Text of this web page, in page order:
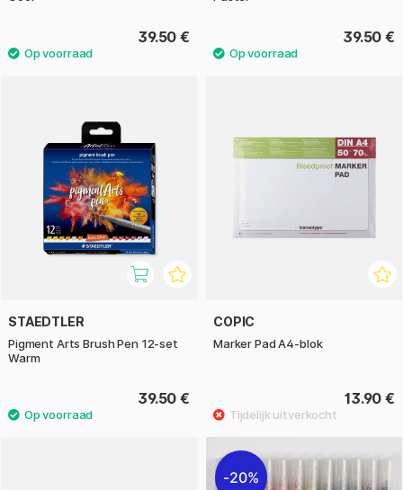
39.50 € 39.50 €
STAEDTLER
Pigment Arts Brush Pen 12-set
Warm
39.50 €
COPIC
Marker Pad A4-blok
13.90 €
20%